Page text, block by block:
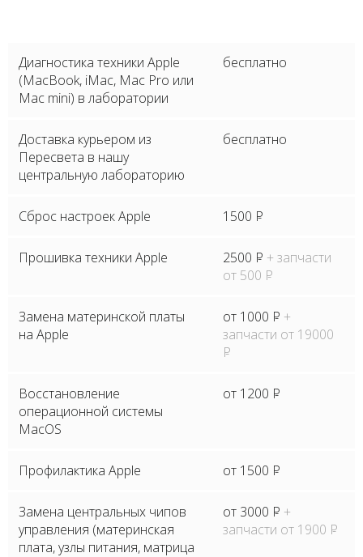
Диагностика техники Apple
(MacBook, iMac, Mac Pro или
Mac mini) в лаборатории
бесплатно
Доставка курьером из
Пересвета в нашу
центральную лабораторию
бесплатно
Сброс настроек Apple 1500 P
Прошивка техники Apple 2500 P + запчасти
от 500 P
Замена материнской платы
на Apple
от 1000 P +
запчасти от 19000
P
Восстановление
операционной системы
MacOS
от 1200 P
Профилактика Apple от 1500 P
Замена центральных чипов
управления (материнская
плата, узлы питания, матрица
от 3000 P +
запчасти от 1900 P